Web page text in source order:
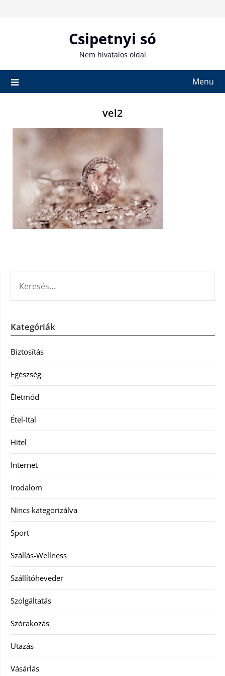
Csipetnyi só
Nem hivatalos oldal
Menu
vel2
Kategóriák
Biztosítás
Egészség
Életmód
Étel-Ital
Hitel
Internet
Irodalom
Nincs kategorizálva
Sport
Szállás-Wellness
Szállítóheveder
Szolgáltatás
Szórakozás
Utazás
Vásárlás